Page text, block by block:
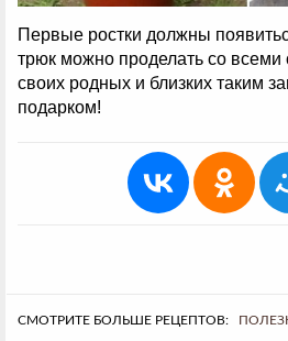
Первые ростки должны
трюк можно проделать со всеми
своих родных и близких таким
подарком!
СМОТРИТЕ БОЛЬШЕ РЕЦЕПТОВ: